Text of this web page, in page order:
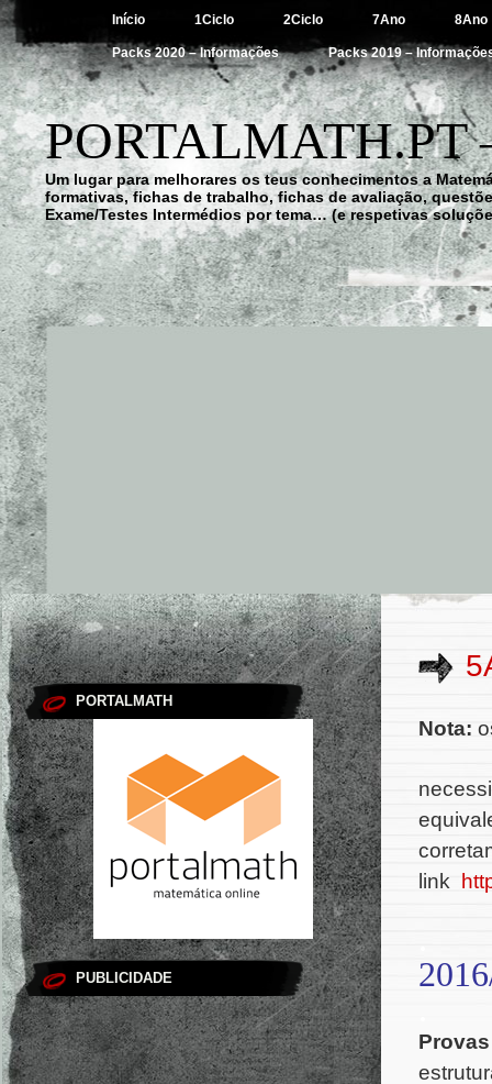
Início 1Ciclo 2Ciclo 7Ano 8Ano
Packs 2020 – Informações Packs 2019 –
Um lugar para melhorares os teus conhecimentos a
formativas, fichas de trabalho, fichas de avaliação,
Exame/Testes Intermédios por tema… (e respetivas
PORTALMATH
PUBLICIDADE
Nota:
link